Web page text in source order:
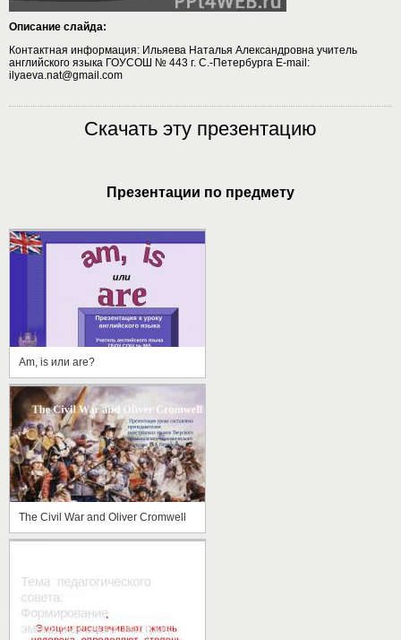
Описание слайда:
Контактная информация: Ильяева Наталья Александровна учитель
английского языка ГОУСОШ № 443 г. С.-Петербурга E-mail:
ilyaeva.nat@gmail.com
Скачать эту презентацию
Презентации по предмету
Am, is или are?
The Civil War and Oliver Cromwell